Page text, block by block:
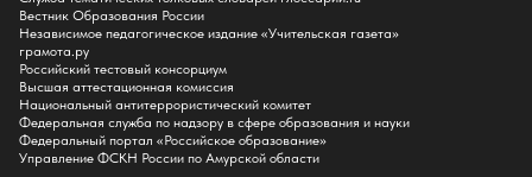
Магистратура
Аспирантура
СПО
Правила приема на Бакалавриат
Правила приема на Магистратуру
Правила приема на СПО
Вестник Образования России
Независимое педагогическое издание «Учительская газета»
грамота.ру
Российский тестовый консорциум
Высшая аттестационная комиссия
Национальный антитеррористический комитет
Федеральная служба по надзору в сфере образования и науки
Федеральный портал «Российское образование»
Управление ФСКН России по Амурской области